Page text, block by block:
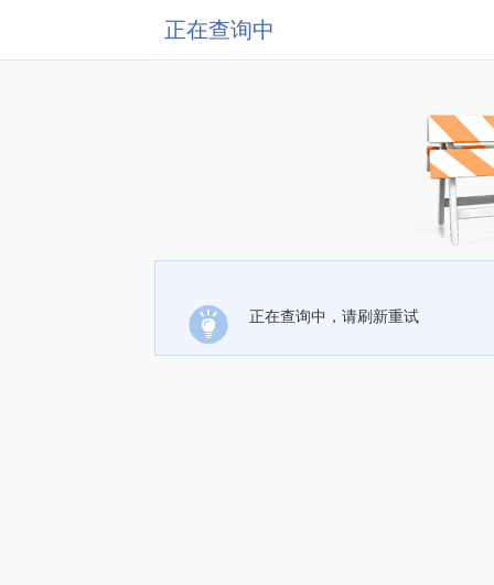
正在查询中
正在查询中，请刷新重试